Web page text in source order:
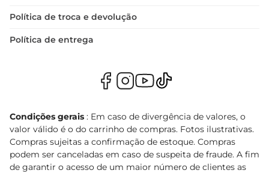
Política de troca e devolução
Política de entrega
Condições gerais : Em caso de divergência de valores, o
valor válido é o do carrinho de compras. Fotos ilustrativas.
Compras sujeitas a confirmação de estoque. Compras
podem ser canceladas em caso de suspeita de fraude. A fim
de garantir o acesso de um maior número de clientes as